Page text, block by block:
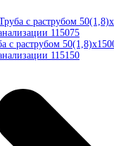
с раструбом
115075
с раструбом
115150